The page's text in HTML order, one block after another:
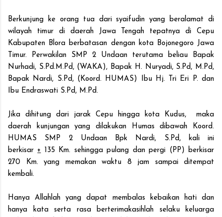
Berkunjung ke orang tua dari syaifudin yang beralamat di
wilayah timur di daerah Jawa Tengah tepatnya di Cepu
Kabupaten Blora berbatasan dengan kota Bojonegoro Jawa
Timur. Perwakilan SMP 2 Undaan terutama beliau Bapak
Nurhadi, S.Pd.M.Pd, (WAKA), Bapak H. Nuryadi, S.Pd, M.Pd,
Bapak Nardi, S.Pd, (Koord. HUMAS) Ibu Hj. Tri Eri P. dan
Ibu Endraswati S.Pd, M.Pd.
Jika dihitung dari jarak Cepu hingga kota Kudus, maka
daerah kunjungan yang dilakukan Humas dibawah Koord.
HUMAS SMP 2 Undaan Bpk Nardi, S.Pd, kali ini
berkisar + 135 Km. sehingga pulang dan pergi (PP) berkisar
270 Km. yang memakan waktu 8 jam sampai ditempat
kembali.
Hanya Allahlah yang dapat membalas kebaikan hati dan
hanya kata serta rasa berterimakasihlah selaku keluarga